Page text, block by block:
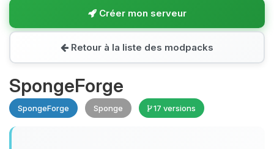
Créer mon serveur
Retour à la liste des modpacks
SpongeForge
SpongeForge Sponge 17 versions